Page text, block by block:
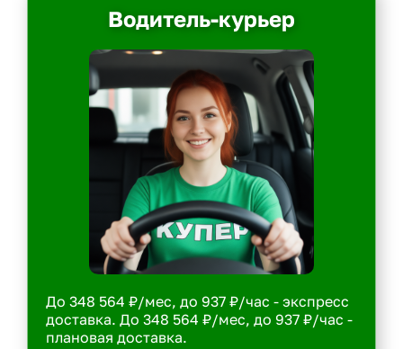
Водитель-курьер
До 348 564 ₽/мес, до 937 ₽/час - экспресс
доставка. До 348 564 ₽/мес, до 937 ₽/час -
плановая доставка.